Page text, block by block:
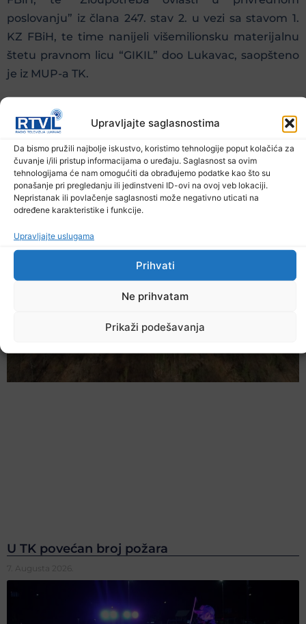
Upravljajte saglasnostima
Da bismo pružili najbolje iskustvo, koristimo tehnologije poput kolačića za
čuvanje i/ili pristup informacijama o uređaju. Saglasnost sa ovim
tehnologijama će nam omogućiti da obrađujemo podatke kao što su
ponašanje pri pregledanju ili jedinstveni ID-ovi na ovoj veb lokaciji.
Nepristanak ili povlačenje saglasnosti može negativno uticati na
određene karakteristike i funkcije.
Upravljajte uslugama
Prihvati
Ne prihvatam
Prikaži podešavanja
poslovanju” iz člana 247. stav 2. u vezi sa stavom 1.
KZ FBiH, te time nanijeli višemilionsku materijalnu
štetu pravnom licu “GIKIL” doo Lukavac, saopšteno
je iz MUP-a TK.
Prethodna vijest
Podijelite na mrežama
Ostale novosti
U TK povećan broj požara
7. Augusta 2026.